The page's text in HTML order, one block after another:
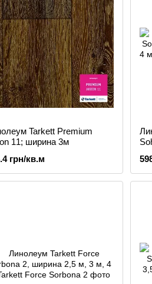
Tarkett Premium
11; ширина 3м
грн/кв.м